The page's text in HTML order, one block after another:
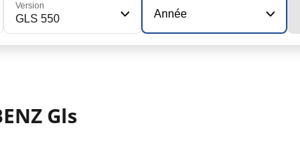
Version
GLS 550 Année
Gls